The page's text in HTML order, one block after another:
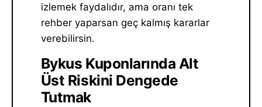
izlemek faydalıdır, ama oranı tek
rehber yaparsan geç kalmış kararlar
verebilirsin.
Bykus Kuponlarında Alt
Üst Riskini Dengede
Tutmak